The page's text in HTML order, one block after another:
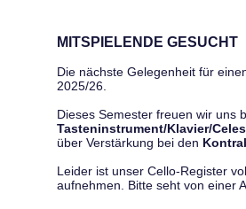
MITSPIELENDE GESUCHT
Die nächste Gelegenheit für
2025/26.
Dieses Semester freuen wir uns
Tasteninstrument/Klavier/
über Verstärkung bei den
Leider ist unser Cello-Register
aufnehmen. Bitte seht von einer